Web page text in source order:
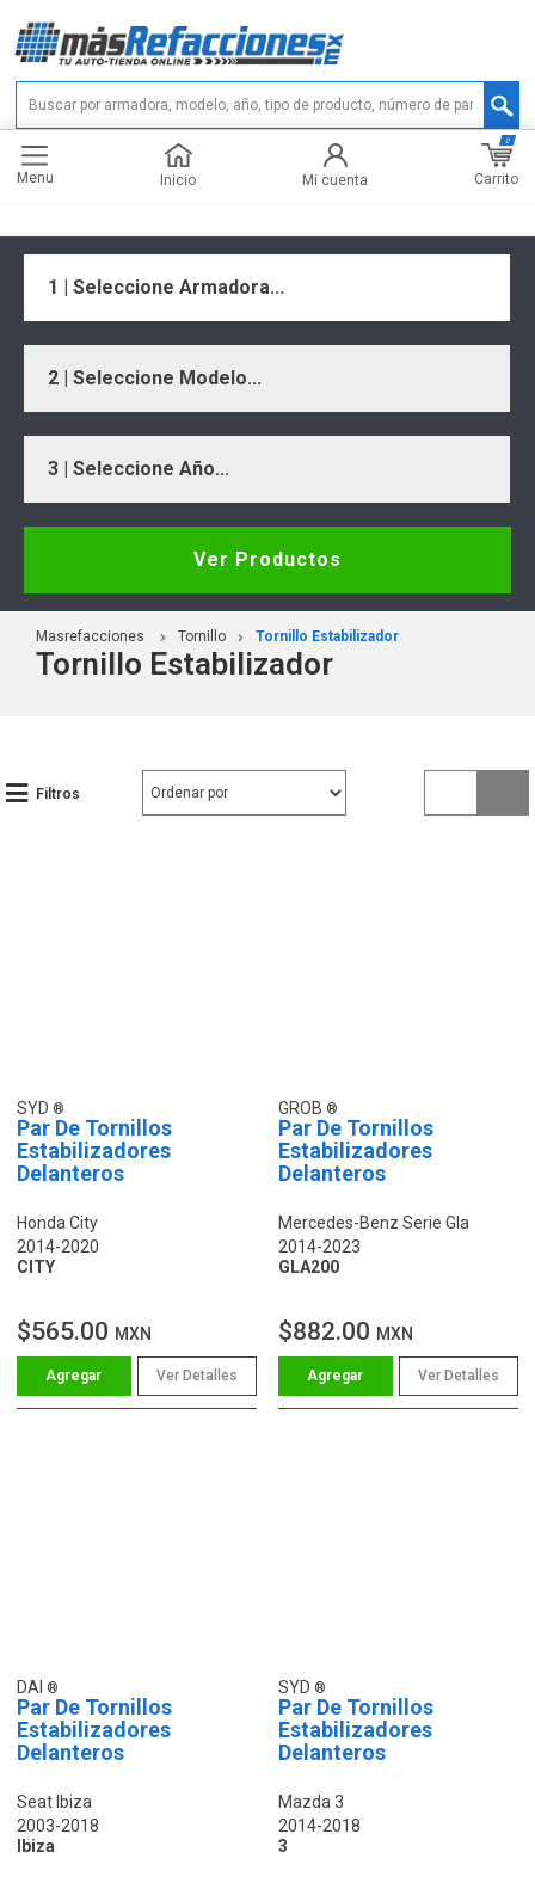
Menu Inicio Mi cuenta Carrito
0
1 | Seleccione Armadora...
2 | Seleccione Modelo...
3 | Seleccione Año...
Ver Productos
Masrefacciones Tornillo Tornillo Estabilizador
Tornillo Estabilizador
Filtros
SYD
Par De Tornillos
Estabilizadores
Delanteros
Honda City
2014-2020
CITY
$565.00 MXN
Ver Detalles
GROB
Par De Tornillos
Estabilizadores
Delanteros
Mercedes-Benz Serie Gla
2014-2023
GLA200
$882.00 MXN
Ver Detalles
DAI
Par De Tornillos
Estabilizadores
Delanteros
Seat Ibiza
2003-2018
Ibiza
SYD
Par De Tornillos
Estabilizadores
Delanteros
Mazda 3
2014-2018
3